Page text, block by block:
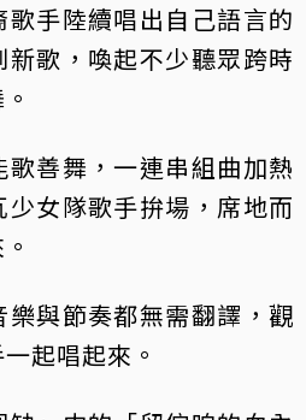
手陸續唱出自己語言的
歌，喚起不少聽眾跨時
善舞，一連串組曲加熱
女隊歌手拚場，席地而
與節奏都無需翻譯，觀
起唱起來。